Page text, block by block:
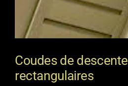
Coudes de
rectangulaires